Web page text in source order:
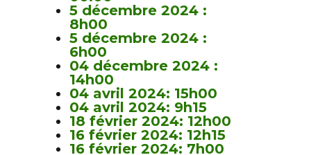
5 décembre 2024 :
8h00
5 décembre 2024 :
6h00
04 décembre 2024 :
14h00
04 avril 2024: 15h00
04 avril 2024: 9h15
18 février 2024: 12h00
16 février 2024: 12h15
16 février 2024: 7h00